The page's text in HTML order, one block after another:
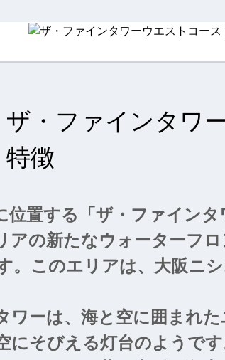
ザ・ファインタワ
特徴
位置する「ザ・ファインタ
アの新たなウォーターフ
。このエリアは、大阪ニ
クが隣接しています。さ
である舞洲、夢洲、咲洲な
ワーは、海と空に囲まれ
にそびえる灯台のようで